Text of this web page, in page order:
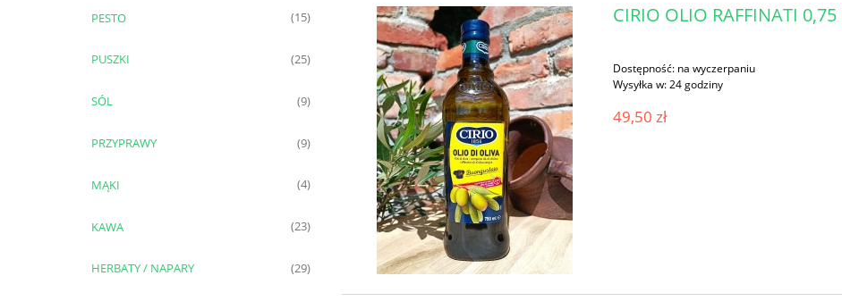
PESTO (15)
PUSZKI (25)
SÓL (9)
PRZYPRAWY (9)
MĄKI (4)
KAWA (23)
HERBATY / NAPARY (29)
CIRIO OLIO RAFFINATI
Dostępność: na wyczerpaniu
Wysyłka w:24 godziny
49,50 zł